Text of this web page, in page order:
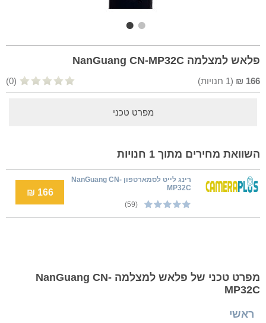
פלאש למצלמה NanGuang CN-MP32C
166
₪
(
1 חנויות) (0)
מפרט טכני
השוואת מחירים מתוך 1 חנויות
רינג לייט לסמארטפון NanGuang CN-
MP32C
(59)
166 ₪
מפרט טכני של פלאש למצלמה NanGuang CN-
MP32C
ראשי